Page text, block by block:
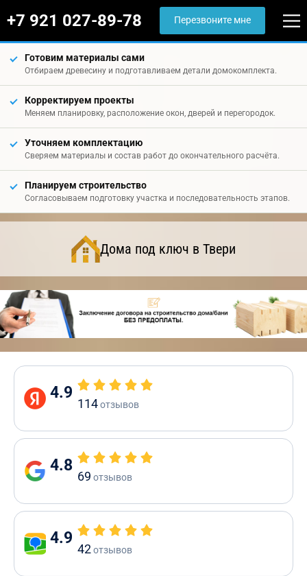
+7 921 027-89-78 Перезвоните мне
Готовим материалы сами
Отбираем древесину и подготавливаем детали домокомплекта.
Корректируем проекты
Меняем планировку, расположение окон, дверей и перегородок.
Уточняем комплектацию
Сверяем материалы и состав работ до окончательного расчёта.
Планируем строительство
Согласовываем подготовку участка и последовательность этапов.
Дома под ключ в Твери
4.9
114отзывов
4.8
69 отзывов
4.9
42отзывов